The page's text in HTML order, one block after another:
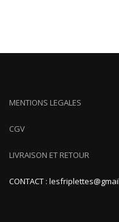
MENTIONS LEGALES
CGV
LIVRAISON ET RETOUR
CONTACT :